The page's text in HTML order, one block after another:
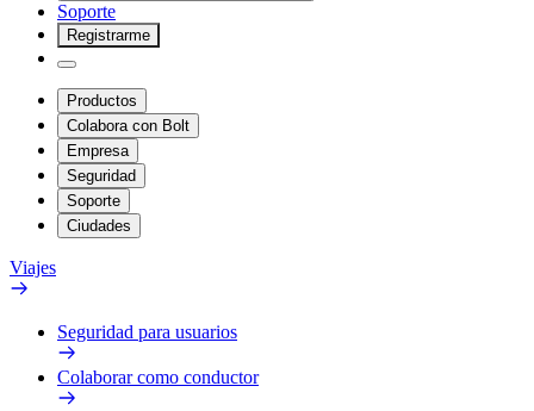
Soporte
Registrarme
Productos
Colabora con Bolt
Empresa
Seguridad
Soporte
Ciudades
Viajes
Seguridad para usuarios
Colaborar como conductor